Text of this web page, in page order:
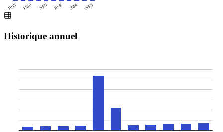
2016 2018 2020 2022 2024 2026
Historique annuel